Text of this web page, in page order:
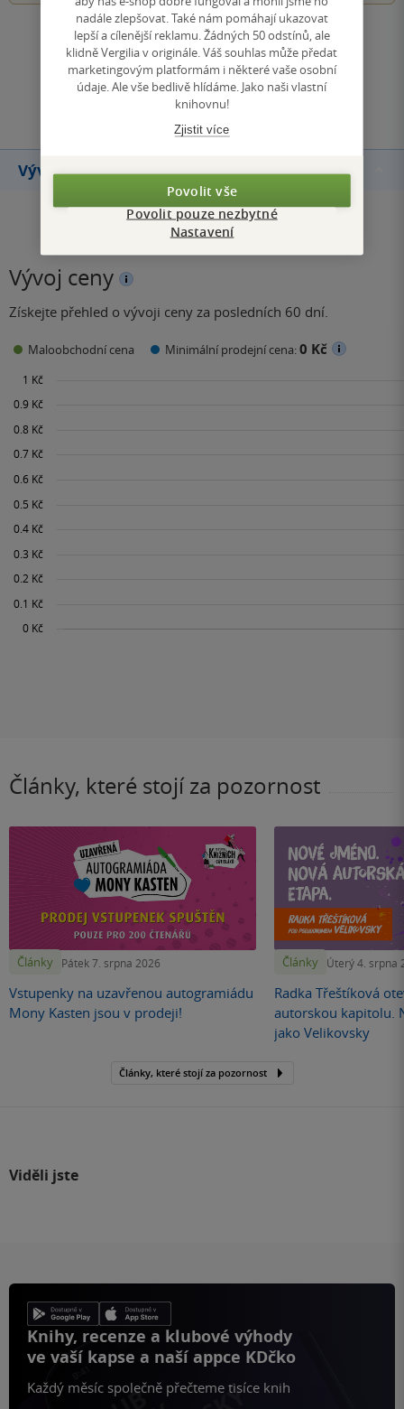
Zobrazit všechna hodnocení
Přidat hodnocení
Vývoj ceny
Vývoj ceny
Získejte přehled o vývoji ceny za posledních 60 dní.
Maloobchodní cena Minimální prodejní cena:0 Kč
Články, které stojí za pozornost
Články Pátek 7. srpna 2026
Vstupenky na uzavřenou autogramiádu
Mony Kasten jsou v prodeji!
Články Úterý 4. srpna
Radka Třeštíková
autorskou kapitolu.
jako Velikovsky
Články, které stojí za pozornost
Viděli jste
Knihy, recenze a klubové výhody
ve vaší kapse a naší appce KDčko
Každý měsíc společně přečteme tisíce knih
nadále zlepšovat. Také nám pomáhají ukazovat
lepší a cílenější reklamu. Žádných 50 odstínů, ale
klidně Vergilia v originále. Váš souhlas může předat
marketingovým platformám i některé vaše osobní
údaje. Ale vše bedlivě hlídáme. Jako naši vlastní
knihovnu!
Zjistit více
Povolit vše
Povolit pouze nezbytné
Nastavení